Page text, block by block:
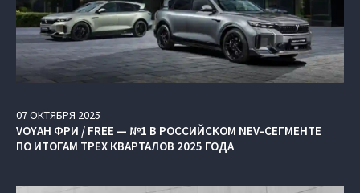
07ОКТЯБРЯ 2025
VOYAH ФРИ / FREE — №1 В РОССИЙСКОМ NEV-СЕГМЕНТЕ
ПО ИТОГАМ ТРЕХ КВАРТАЛОВ 2025 ГОДА